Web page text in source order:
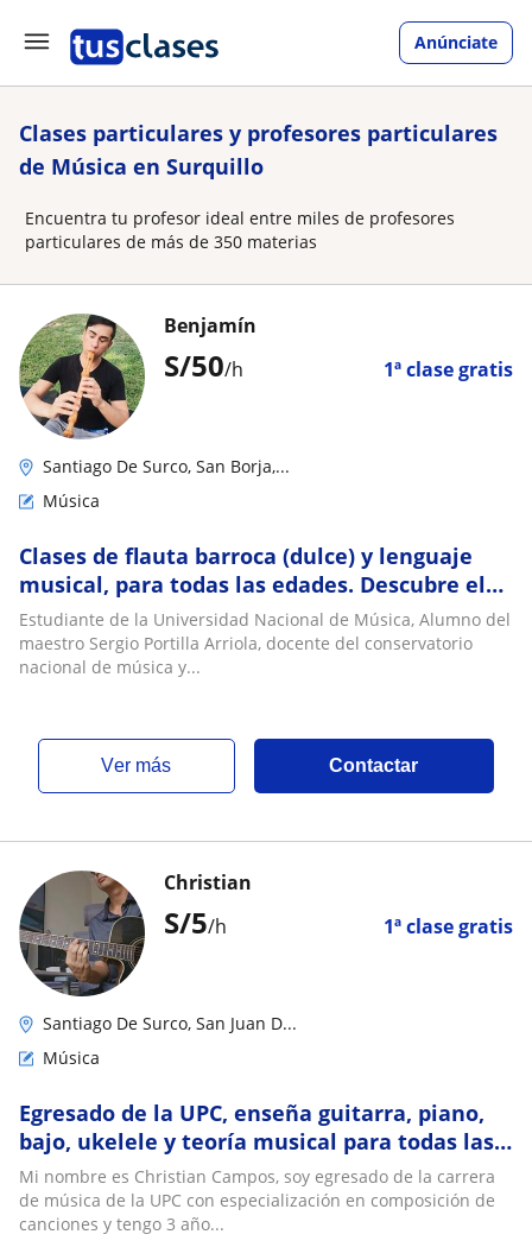
Anúnciate
Clases particulares y profesores particulares
de Música en Surquillo
Encuentra tu profesor ideal entre miles de profesores
particulares de más de 350 materias
S/50/h 1ª clase gratis
Benjamín
Santiago De Surco, San Borja,...
Música
Clases de flauta barroca (dulce) y lenguaje
musical, para todas las edades. Descubre el
fascinante mundo de este instrumento
Estudiante de la Universidad Nacional de Música, Alumno del
maestro Sergio Portilla Arriola, docente del conservatorio
nacional de música y...
ver más Contactar
S/5/h 1ª clase gratis
Christian
Santiago De Surco, San Juan D...
Música
Egresado de la UPC, enseña guitarra, piano,
bajo, ukelele y teoría musical para todas las
edades. Metodología personalizada y dive
Mi nombre es Christian Campos, soy egresado de la carrera
de música de la UPC con especialización en composición de
canciones y tengo 3 año...